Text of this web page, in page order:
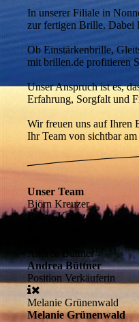
In unserer Filiale in
zur fertigen Brille. Dabei
Ob Einstärkenbrille,
mit brillen.de profitieren
Unser Anspruch ist es,
Erfahrung, Sorgfalt und
Wir freuen uns auf Ihren
Ihr Team von sichtbar am
Unser Team
Björn Kreuzer
Björn Kreuzer
Andrea Büttner
Andrea Büttner
Position Verkäuferin
Melanie Grünenwald
Melanie Grünenwald